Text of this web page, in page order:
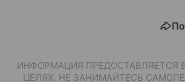
ИНФОРМАЦИЯ ПРЕДОСТАВЛЯЕТСЯ
ЦЕЛЯХ. НЕ ЗАНИМАЙТЕСЬ